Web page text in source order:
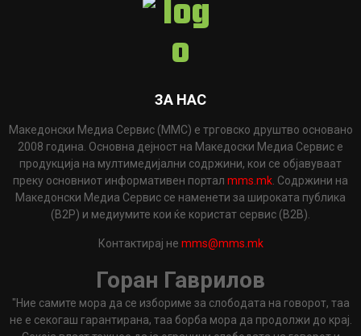
ЗА НАС
Македонски Медиа Сервис (ММС) е трговско друштво основано
2008 година. Основна дејност на Македоски Медиа Сервис е
продукција на мултимедијални содржини, кои се објавуваат
преку основниот информативен портал mms.mk . Содржини на
Македонски Медиа Сервис се наменети за широката публика
(B2P) и медиумите кои ќе користат сервис (B2B).
Контактирај не mms@mms.mk
Горан Гаврилов
"Ние самите мора да се избориме за слободата на говорот, таа
не е секогаш гарантирана, таа борба мора да продолжи до крај.